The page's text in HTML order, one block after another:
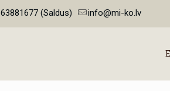
63881677 (Saldus) info@mi-ko.lv